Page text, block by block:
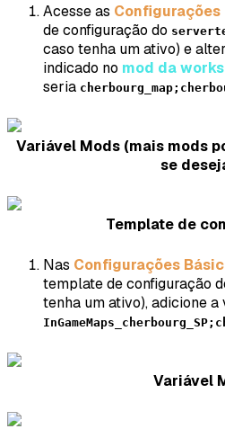
Acesse as Configurações
de configuração do
caso tenha um ativo) e
indicado no mod da
seria
Variável Mods (mais mods
se
Template de
Nas Configurações
template de configuração
tenha um ativo), adicione
Variável